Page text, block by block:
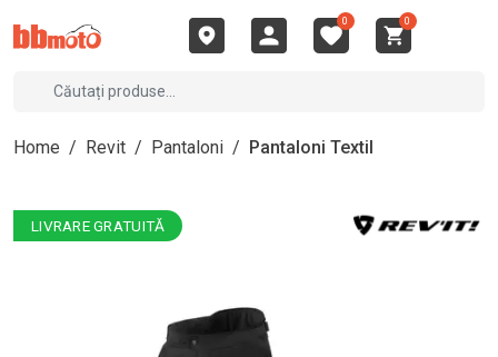
0 0
Home / Revit / Pantaloni / Pantaloni Textil
LIVRARE GRATUITĂ